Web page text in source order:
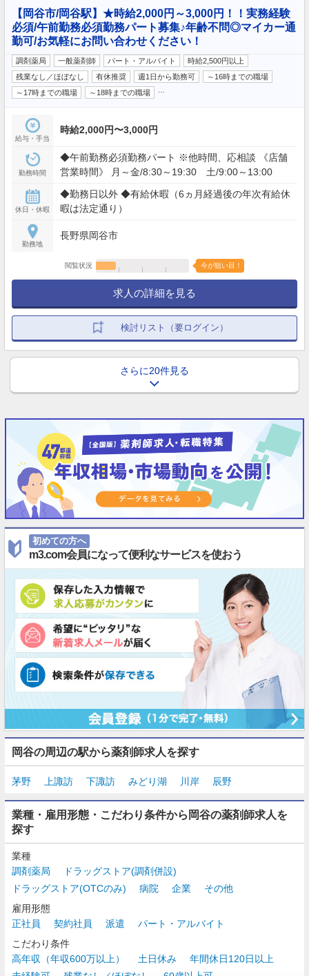
【岡谷市/岡谷駅】★時給2,000円～3,000円！！実務経験
必須/午前勤務必須勤務パート募集♪年齢不問◎マイカー通
勤可/お気軽にお問い合わせください！
調剤薬局 一般薬剤師 パート・アルバイト
時給2,500円以上
残業なし／ほぼなし
有休推奨 週1日から勤務可
～16時までの職場
～17時までの職場
～18時までの職場
給与・手当
時給2,000円〜3,000円
勤務時間
◆午前勤務必須勤務パート ※他時間、応相談 《店舗
営業時間》 月～金/8:30～19:30 土/9:00～13:00
休日・休暇
◆勤務日以外 ◆有給休暇（6ヵ月経過後の年次有給休
暇は法定通り）
勤務地
長野県岡谷市
閲覧状況 今が狙い目！
求人の詳細を見る
検討リスト（要ログイン）
さらに20件見る
初めての方へ
m3.com会員になって便利なサービスを使おう
岡谷の周辺の駅から薬剤師求人を探す
茅野 上諏訪 下諏訪 みどり湖 川岸 辰野
業種・雇用形態・こだわり条件から岡谷の薬剤師求人を
探す
業種
調剤薬局
ドラッグストア(調剤併設)
ドラッグストア(OTCのみ)
病院 企業
その他
雇用形態
正社員
契約社員 派遣
パート・アルバイト
こだわり条件
高年収（年収600万以上）
土日休み
年間休日120日以上